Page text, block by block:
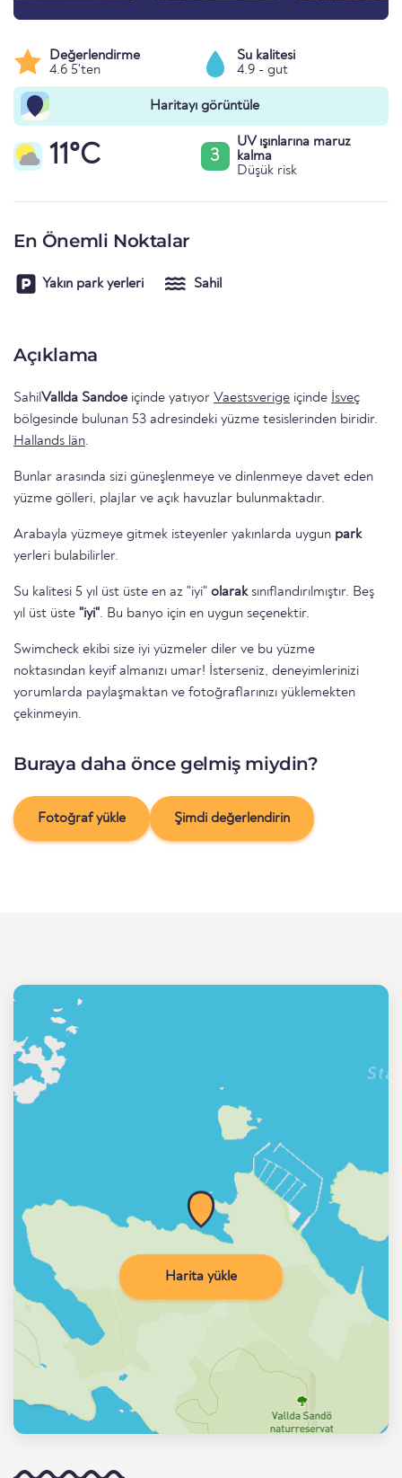
Değerlendirme
4.6 5'ten
Su kalitesi
4.9 - gut
Haritayı görüntüle
11°C 3
UV ışınlarına maruz
kalma
Düşük risk
En Önemli Noktalar
Yakın park yerleri Sahil
Açıklama
SahilVallda Sandoe içinde yatıyor Vaestsverige içinde İsveç
bölgesinde bulunan 53 adresindeki yüzme tesislerinden biridir.
Hallands län.
Bunlar arasında sizi güneşlenmeye ve dinlenmeye davet eden
yüzme gölleri, plajlar ve açık havuzlar bulunmaktadır.
Arabayla yüzmeye gitmek isteyenler yakınlarda uygun park
yerleri bulabilirler.
Su kalitesi 5 yıl üst üste en az "iyi" olaraksınıflandırılmıştır. Beş
yıl üst üste "iyi". Bu banyo için en uygun seçenektir.
Swimcheck ekibi size iyi yüzmeler diler ve bu yüzme
noktasından keyif almanızı umar! İsterseniz, deneyimlerinizi
yorumlarda paylaşmaktan ve fotoğraflarınızı yüklemekten
çekinmeyin.
Buraya daha önce gelmiş miydin?
Fotoğraf yükle Şimdi değerlendirin
Harita yükle